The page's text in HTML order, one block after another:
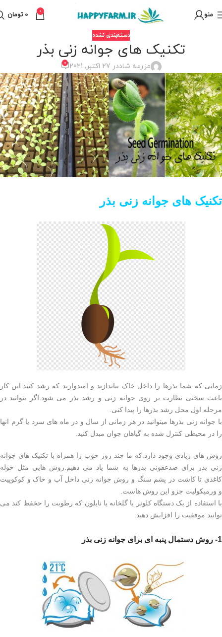
منو 0
0 تومان
دسته‌بندی نشده
تکنیک های جوانه زنی بذر
مزرعه شاددر 27 اکتبر, 2021 0
تکنیک های جوانه زنی بذر
زمانی که شما بذرها را داخل خاک بیاندازید و امیدوارید که رشد کنند.این کار
باعث سختی نظارت بر روی جوانه زنی و رشد بذر می شود.اگر بتوانید در
مرحله اول محل رشد بذرها را پیدا کنی.
با جوانه زنی بذرها میتوانید در هر زمانی از سال و در ماه های سرد یا گرم انها
را در محیطی کنترل شده به گیاهان جوان مبدل کنید.
روش های زیادی وجود دارد.که ما چند روز خوب را همراه با تکنیک های جوانه
زنی بذر برای ضدعفونی بذرها به شما یاد می دهیم.روش هایی مثل حوله
کاغذی تا کاشت در پشم سنگ و روش جوانه زنی داخل آب و خاک و کوکوپیت
و ورمیکولیت جزو این روش هاست.
با استفاده از یک دستگاه کلونر یا گلخانه یا نایلون که رطوبت را حخفظ کند می
توانید موفقیت را افزایش دهید.
1- روش دستمال پنبه ای برای جوانه زنی بذر